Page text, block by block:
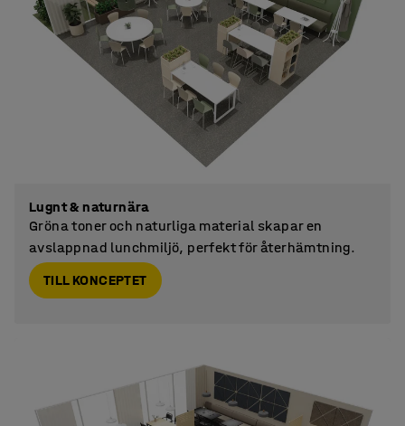
Lugnt & naturnära
Gröna toner och naturliga material skapar en
avslappnad lunchmiljö, perfekt för återhämtning.
TILL KONCEPTET